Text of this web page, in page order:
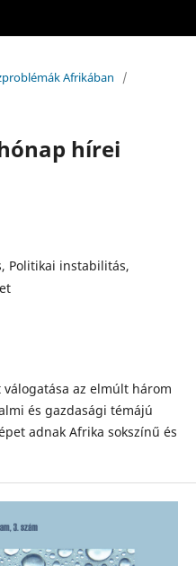
Afrikában
/
hírei
Politikai instabilitás,
az elmúlt három
és gazdasági témájú
adnak Afrika sokszínű és